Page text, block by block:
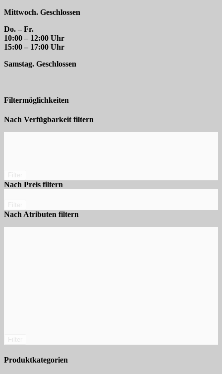
Mittwoch. Geschlossen
Do. – Fr.
10:00 – 12:00 Uhr
15:00 – 17:00 Uhr
Samstag. Geschlossen
Filtermöglichkeiten
Nach Verfügbarkeit filtern
Nach Preis filtern
Nach Atributen filtern
Produktkategorien